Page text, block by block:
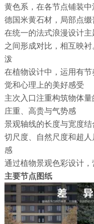
黄色系，在各节点铺装
德国米黄石材，局部点
在统一的法式浪漫设计
之间形成对比，相互映
泼
在植物设计中，运用有
觉和心理上的美好感受
主次入口注重构筑物体
庄重、高贵与气势感
景观轴线的长度与宽度
切尺度、自然尺度和超
感
通过植物景观色彩设计
主要节点图纸